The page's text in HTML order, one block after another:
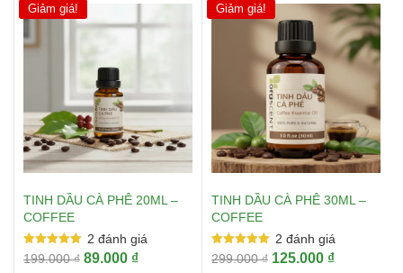
Giảm giá!
TINH DẦU CÀ PHÊ 20ML –
COFFEE
Được xếp
hạng
2 đánh giá
199.000₫ Giá
89.000 ₫Giá
Giảm giá!
TINH DẦU CÀ PHÊ 30ML –
COFFEE
Được xếp
hạng
2 đánh giá
299.000₫ Giá
125.000 ₫Giá